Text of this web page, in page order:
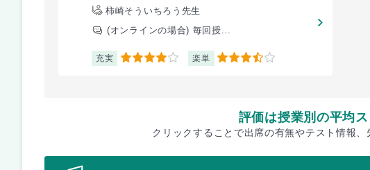
柿崎そういちろう先生
(オンラインの場合) 毎回授...
充実 4 楽単 3.5
評価は授業別の平均ス
クリックすることで出席の有無やテスト情報、